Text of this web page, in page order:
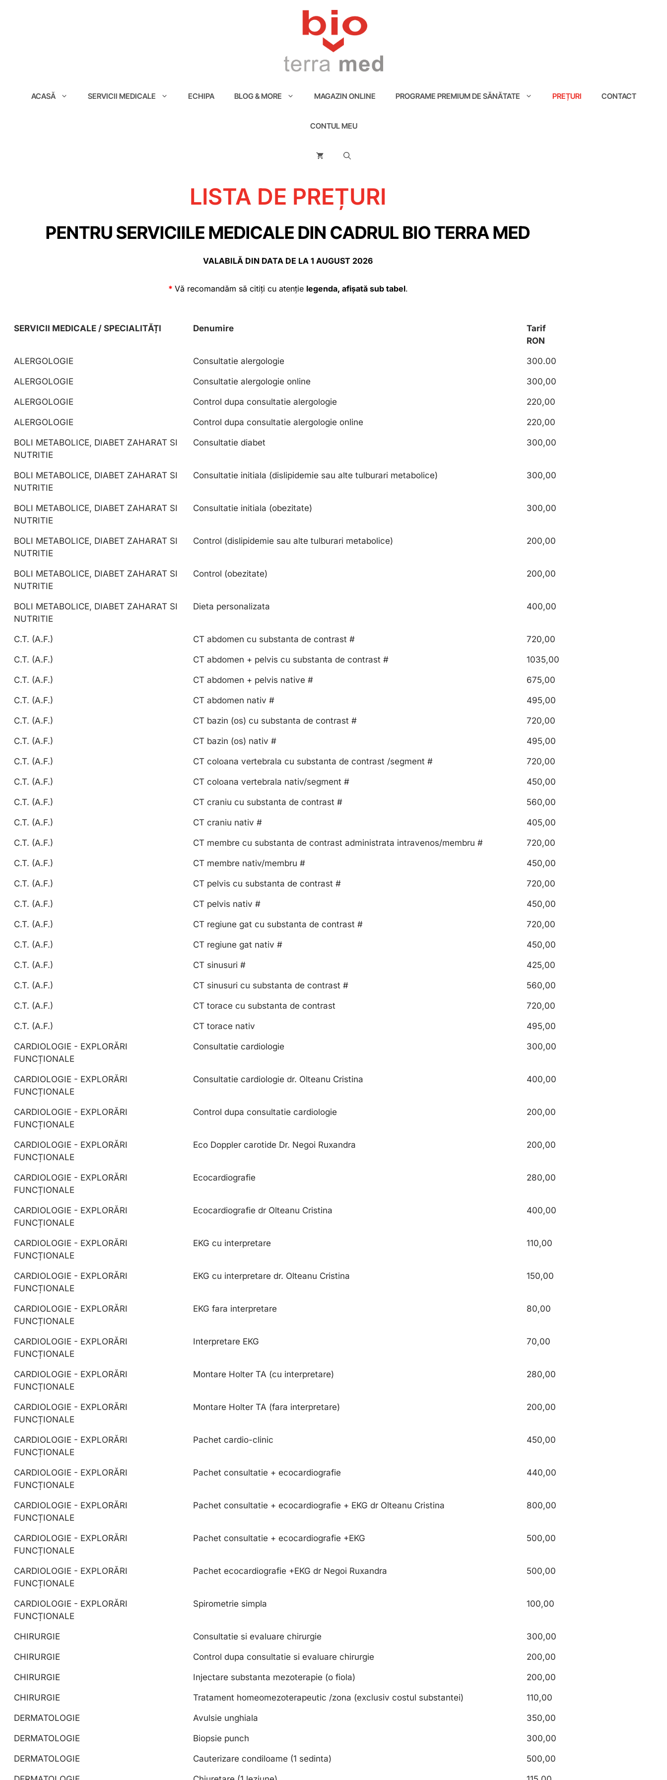
ACASĂ SERVICII MEDICALE ECHIPA BLOG & MORE MAGAZIN ONLINE PROGRAME PREMIUM DE SĂNĂTATE PREȚURI CONTACT
CONTUL MEU
LISTA DE PREȚURI
PENTRU SERVICIILE MEDICALE DIN CADRUL BIO TERRA MED
VALABILĂ DIN DATA DE LA 1 AUGUST 2026
* Vă recomandăm să citiți cu atenție legenda, afișată sub tabel.
SERVICII MEDICALE / SPECIALITĂȚI Denumire
Tarif
RON
ALERGOLOGIE Consultatie alergologie 300.00
ALERGOLOGIE Consultatie alergologie online 300,00
ALERGOLOGIE Control dupa consultatie alergologie 220,00
ALERGOLOGIE Control dupa consultatie alergologie online 220,00
BOLI METABOLICE, DIABET ZAHARAT SI
NUTRITIE
Consultatie diabet 300,00
BOLI METABOLICE, DIABET ZAHARAT SI
NUTRITIE
Consultatie initiala (dislipidemie sau alte tulburari metabolice) 300,00
BOLI METABOLICE, DIABET ZAHARAT SI
NUTRITIE
Consultatie initiala (obezitate) 300,00
BOLI METABOLICE, DIABET ZAHARAT SI
NUTRITIE
Control (dislipidemie sau alte tulburari metabolice) 200,00
BOLI METABOLICE, DIABET ZAHARAT SI
NUTRITIE
Control (obezitate) 200,00
BOLI METABOLICE, DIABET ZAHARAT SI
NUTRITIE
Dieta personalizata 400,00
C.T. (A.F.) CT abdomen cu substanta de contrast # 720,00
C.T. (A.F.) CT abdomen + pelvis cu substanta de contrast # 1035,00
C.T. (A.F.) CT abdomen + pelvis native # 675,00
C.T. (A.F.) CT abdomen nativ # 495,00
C.T. (A.F.) CT bazin (os) cu substanta de contrast # 720,00
C.T. (A.F.) CT bazin (os) nativ # 495,00
C.T. (A.F.) CT coloana vertebrala cu substanta de contrast /segment # 720,00
C.T. (A.F.) CT coloana vertebrala nativ/segment # 450,00
C.T. (A.F.) CT craniu cu substanta de contrast # 560,00
C.T. (A.F.) CT craniu nativ # 405,00
C.T. (A.F.) CT membre cu substanta de contrast administrata intravenos/membru # 720,00
C.T. (A.F.) CT membre nativ/membru # 450,00
C.T. (A.F.) CT pelvis cu substanta de contrast # 720,00
C.T. (A.F.) CT pelvis nativ # 450,00
C.T. (A.F.) CT regiune gat cu substanta de contrast # 720,00
C.T. (A.F.) CT regiune gat nativ # 450,00
C.T. (A.F.) CT sinusuri # 425,00
C.T. (A.F.) CT sinusuri cu substanta de contrast # 560,00
C.T. (A.F.) CT torace cu substanta de contrast 720,00
C.T. (A.F.) CT torace nativ 495,00
CARDIOLOGIE - EXPLORĂRI
FUNCȚIONALE
Consultatie cardiologie 300,00
CARDIOLOGIE - EXPLORĂRI
FUNCȚIONALE
Consultatie cardiologie dr. Olteanu Cristina 400,00
CARDIOLOGIE - EXPLORĂRI
FUNCȚIONALE
Control dupa consultatie cardiologie 200,00
CARDIOLOGIE - EXPLORĂRI
FUNCȚIONALE
Eco Doppler carotide Dr. Negoi Ruxandra 200,00
CARDIOLOGIE - EXPLORĂRI
FUNCȚIONALE
Ecocardiografie 280,00
CARDIOLOGIE - EXPLORĂRI
FUNCȚIONALE
Ecocardiografie dr Olteanu Cristina 400,00
CARDIOLOGIE - EXPLORĂRI
FUNCȚIONALE
EKG cu interpretare 110,00
CARDIOLOGIE - EXPLORĂRI
FUNCȚIONALE
EKG cu interpretare dr. Olteanu Cristina 150,00
CARDIOLOGIE - EXPLORĂRI
FUNCȚIONALE
EKG fara interpretare 80,00
CARDIOLOGIE - EXPLORĂRI
FUNCȚIONALE
Interpretare EKG 70,00
CARDIOLOGIE - EXPLORĂRI
FUNCȚIONALE
Montare Holter TA (cu interpretare) 280,00
CARDIOLOGIE - EXPLORĂRI
FUNCȚIONALE
Montare Holter TA (fara interpretare) 200,00
CARDIOLOGIE - EXPLORĂRI
FUNCȚIONALE
Pachet cardio-clinic 450,00
CARDIOLOGIE - EXPLORĂRI
FUNCȚIONALE
Pachet consultatie + ecocardiografie 440,00
CARDIOLOGIE - EXPLORĂRI
FUNCȚIONALE
Pachet consultatie + ecocardiografie + EKG dr Olteanu Cristina 800,00
CARDIOLOGIE - EXPLORĂRI
FUNCȚIONALE
Pachet consultatie + ecocardiografie +EKG 500,00
CARDIOLOGIE - EXPLORĂRI
FUNCȚIONALE
Pachet ecocardiografie +EKG dr Negoi Ruxandra 500,00
CARDIOLOGIE - EXPLORĂRI
FUNCȚIONALE
Spirometrie simpla 100,00
CHIRURGIE Consultatie si evaluare chirurgie 300,00
CHIRURGIE Control dupa consultatie si evaluare chirurgie 200,00
CHIRURGIE Injectare substanta mezoterapie (o fiola) 200,00
CHIRURGIE Tratament homeomezoterapeutic /zona (exclusiv costul substantei) 110,00
DERMATOLOGIE Avulsie unghiala 350,00
DERMATOLOGIE Biopsie punch 300,00
DERMATOLOGIE Cauterizare condiloame (1 sedinta) 500,00